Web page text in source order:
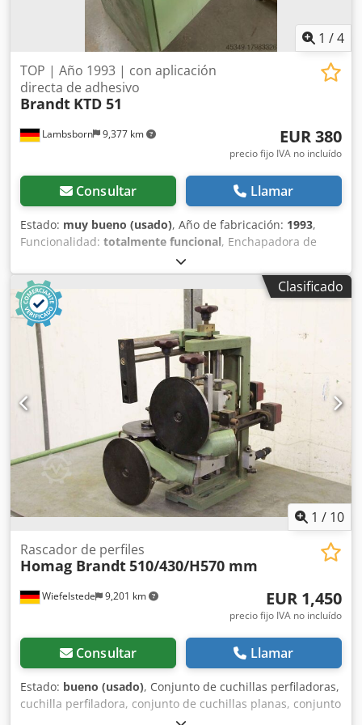
1 /4
Lambsborn 9,377 km
TOP | Año 1993 | con aplicación
directa de adhesivo
Brandt KTD 51
EUR 380
precio fijo IVA no incluído
Consultar Llamar
Estado: muy bueno (usado), Año de fabricación: 1993,
Funcionalidad: totalmente funcional, Enchapadora de
cantos KTD51 para listones perfilados y cantos rectos, con
aplicación directa de adhesivo. Longitud mínima de pieza:
160 mm, grosor de pieza: 10 – 40 mm, grosor de canto: 0,5
– 1 mm, radio interior aprox. 25 mm. Año de fabricación:
1993, avance regulable de 4 a 9 m/min, 2,6 kW, 400 Voltios.
Dsdpfx Aovf H I Tskpeck ¡Transporte disponible por un
coste adicional! Debido a la antigüedad de la máquina de
segunda mano, se excluye cualquier garantía en la venta a
clientes comerciales.
Clasificado
1 / 10
Wiefelstede 9,201 km
Rascador de perfiles
Homag Brandt510/430/H570 mm
EUR 1,450
precio fijo IVA no incluído
Consultar Llamar
Estado: bueno (usado), Conjunto de cuchillas perfiladoras,
cuchilla perfiladora, conjunto de cuchillas planas, conjunto
de acabado, conjunto modular, conjunto de procesamiento